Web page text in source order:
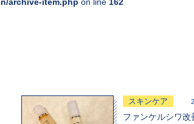
スキンケア
ファンケルシワ改